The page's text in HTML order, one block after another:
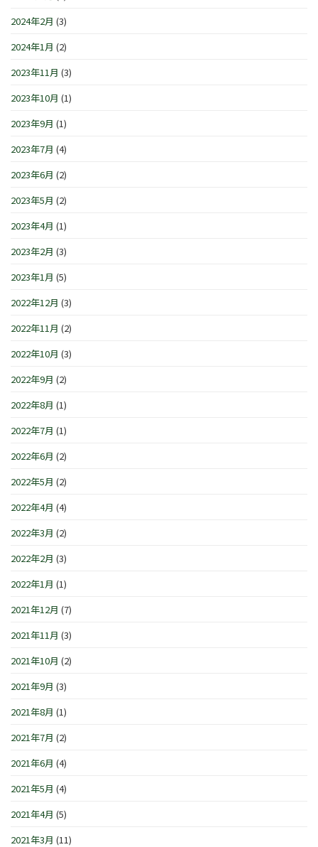
2024年2月 (3)
2024年1月 (2)
2023年11月 (3)
2023年10月 (1)
2023年9月 (1)
2023年7月 (4)
2023年6月 (2)
2023年5月 (2)
2023年4月 (1)
2023年2月 (3)
2023年1月 (5)
2022年12月 (3)
2022年11月 (2)
2022年10月 (3)
2022年9月 (2)
2022年8月 (1)
2022年7月 (1)
2022年6月 (2)
2022年5月 (2)
2022年4月 (4)
2022年3月 (2)
2022年2月 (3)
2022年1月 (1)
2021年12月 (7)
2021年11月 (3)
2021年10月 (2)
2021年9月 (3)
2021年8月 (1)
2021年7月 (2)
2021年6月 (4)
2021年5月 (4)
2021年4月 (5)
2021年3月 (11)